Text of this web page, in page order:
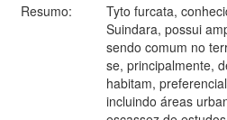
Resumo:
Tyto furcata,
Suindara, possui
sendo comum no
se, principalmente,
habitam,
incluindo áreas